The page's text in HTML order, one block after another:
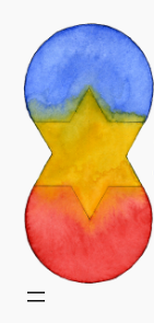
Inhalt
springen